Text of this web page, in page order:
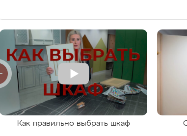
Как правильно выбрать шкаф